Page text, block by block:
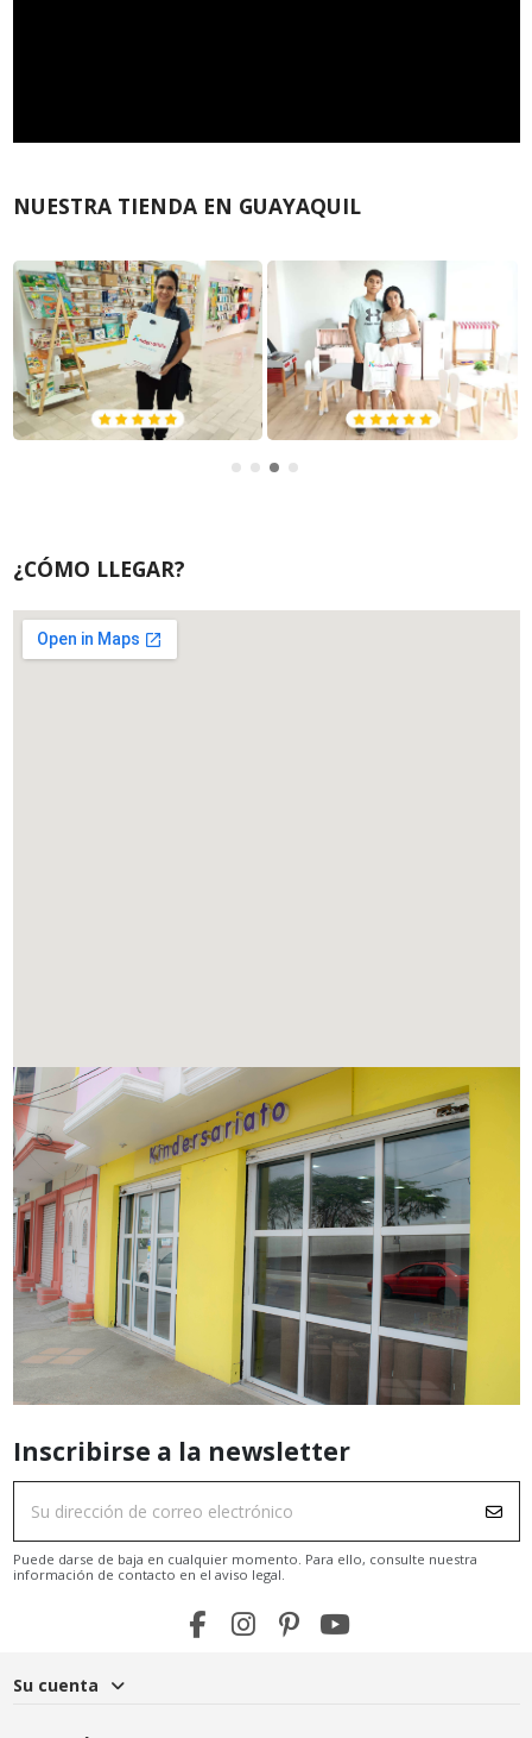
NUESTRA TIENDA EN GUAYAQUIL
¿CÓMO LLEGAR?
Inscribirse a la newsletter
Puede darse de baja en cualquier momento. Para ello, consulte nuestra
información de contacto en el aviso legal.
Su cuenta